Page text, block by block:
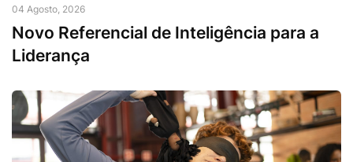
04 Agosto, 2026
Novo Referencial de Inteligência para a
Liderança